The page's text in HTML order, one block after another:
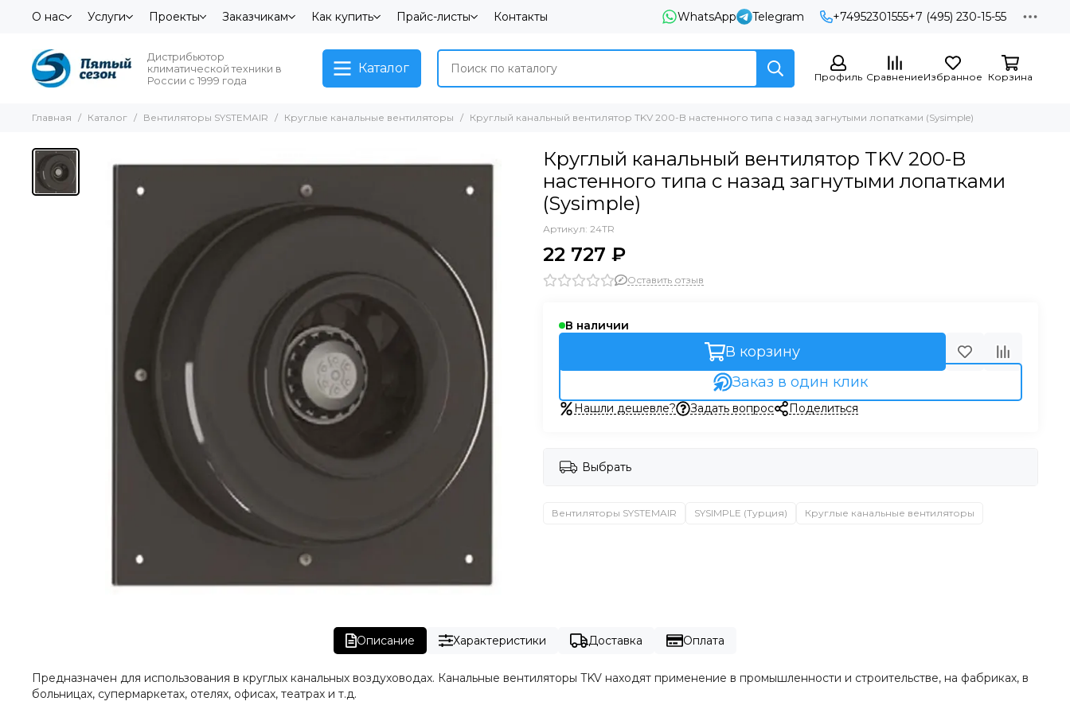
О нас Услуги Проекты Заказчикам Как купить Прайс-листы Контакты WhatsApp Telegram +74952301555+7 (495) 230-15-55
Дистрибьютор
климатической техники в
России с 1999 года
Каталог
Профиль СравнениеИзбранное Корзина
Главная Каталог Вентиляторы SYSTEMAIR Круглые канальные вентиляторы Круглый канальный вентилятор TKV 200-B настенного типа с назад загнутыми лопатками (Sysimple)
Круглый канальный вентилятор TKV 200-B
настенного типа с назад загнутыми лопатками
(Sysimple)
Артикул: 24TR
22 727 ₽
Оставить отзыв
В наличии
В корзину
Заказ в один клик
Нашли дешевле? Задать вопрос Поделиться
Выбрать
Вентиляторы SYSTEMAIR SYSIMPLE (Турция) Круглые канальные вентиляторы
Описание Характеристики Доставка Оплата
Предназначен для использования в круглых канальных воздуховодах. Канальные вентиляторы TKV находят применение в промышленности и строительстве, на фабриках, в
больницах, супермаркетах, отелях, офисах, театрах и т.д.